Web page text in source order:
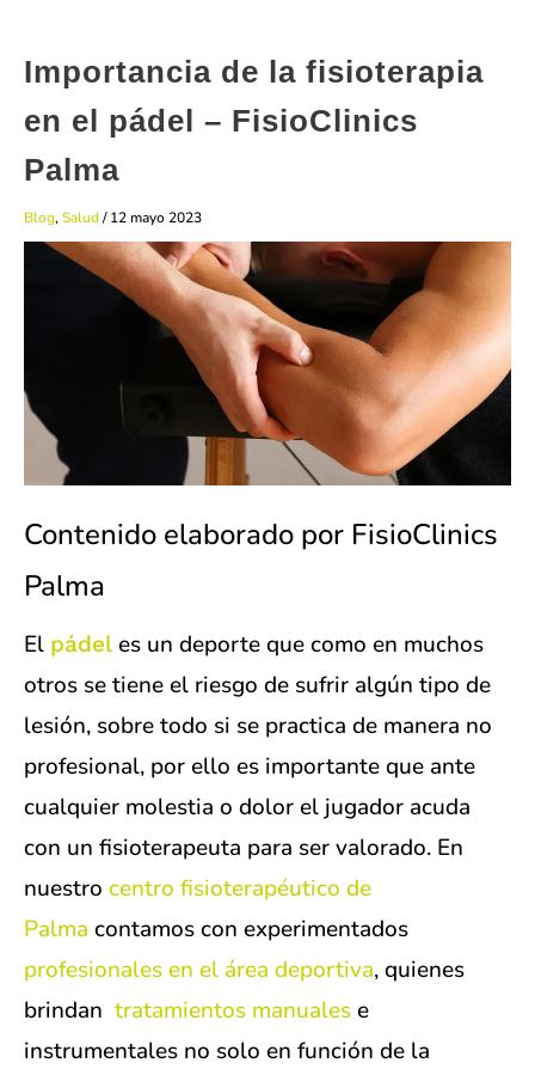
Importancia de la fisioterapia
en el pádel – FisioClinics
Palma
Blog, Salud/12 mayo 2023
Contenido elaborado por FisioClinics
Palma
El pádel es un deporte que como en muchos
otros se tiene el riesgo de sufrir algún tipo de
lesión, sobre todo si se practica de manera no
profesional, por ello es importante que ante
cualquier molestia o dolor el jugador acuda
con un fisioterapeuta para ser valorado. En
nuestro centro fisioterapéutico de
Palma contamos con experimentados
profesionales en el área deportiva, quienes
brindan tratamientos manualese
instrumentales no solo en función de la